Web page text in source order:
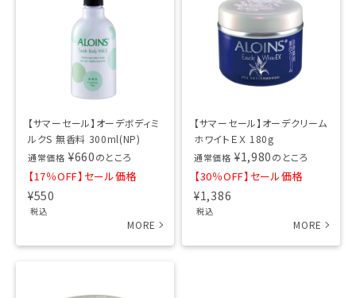
【サマーセール】オーデボディミ
ルクS 無香料 300ml(NP)
通常価格 ¥660のところ
【17％OFF】セール価格
¥550
税込
【サマーセール】オーデクリーム
ホワイトＥＸ 180g
通常価格 ¥1,980のところ
【30％OFF】セール価格
¥1,386
税込